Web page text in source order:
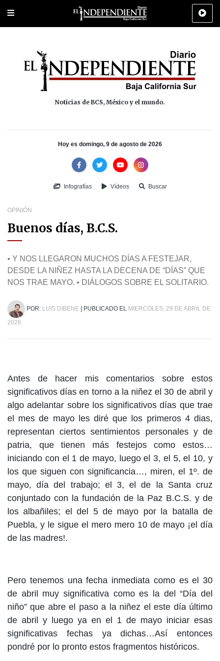
Portada Los Cabos Policiaca Deportes Cultura
Noticias de BCS, México y el mundo.
Hoy es domingo, 9 de agosto de 2026
Infografías Vídeos Buscar
OPINIÓN
Buenos días, B.C.S.
• Y NOS LLEGARON MUCHOS DÍAS A FESTEJAR,
DESDE LA NIÑEZ HASTA LA DECENA DE “DÍAS” QUE
NOS TRAE MAYO. • DIÁLOGOS SOBRE EL SOLITARIO.
POR: LUIS DIBENE | PUBLICADO EL MIERCOLES, 29 DE ABRIL DE
2026.
Antes de hacer mis comentarios sobre estos
significativos días en torno a la niñez el 30 de abril y
algo adelantar sobre los significativos días que trae
el mes de mayo les diré que los primeros 4 dias,
representan ciertos sentimientos personales y de
patria, que tienen más festejos como estos…
iniciando con el 1 de mayo, luego el 3, el 5, el 10, y
los que siguen con significancia…, miren, el 1º. de
mayo, día del trabajo; el 3, el de la Santa cruz
conjuntado con la fundación de la Paz B.C.S. y de
los albañiles; el del 5 de mayo por la batalla de
Puebla, y le sigue el mero mero 10 de mayo ¡el día
de las madres!.
Pero tenemos una fecha inmediata como es el 30
de abril muy significativa como es la del “Día del
niño” que abre el paso a la niñez el este día último
de abril y luego ya en el 1 de mayo iniciar esas
significativas fechas ya dichas…Así entonces
pondré por lo pronto estos fragmentos históricos.